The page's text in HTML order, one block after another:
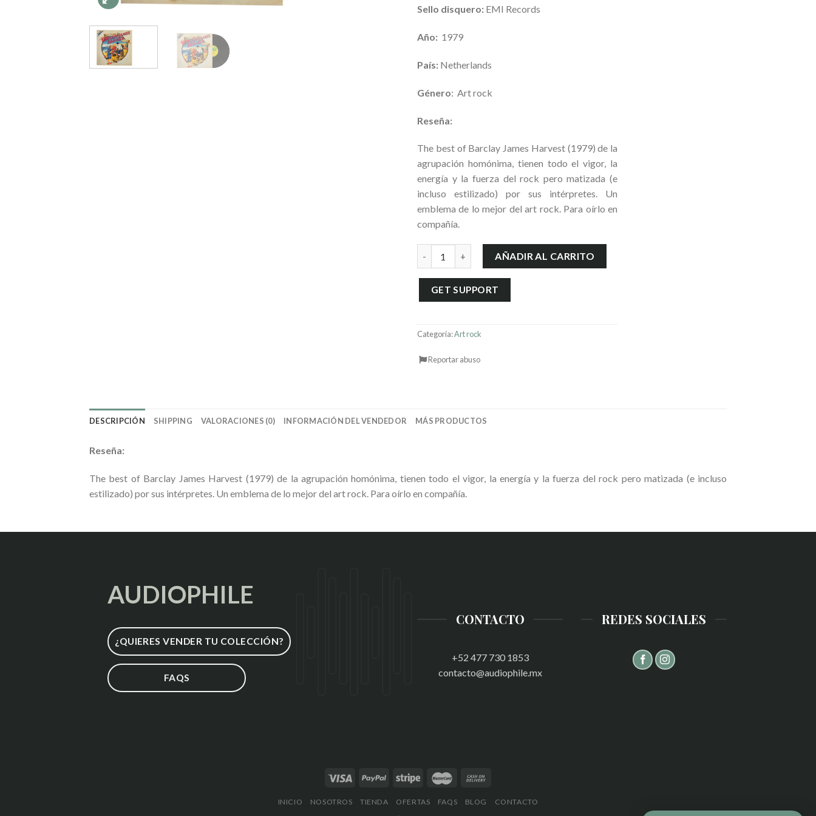
Sello disquero: EMI Records
Año: 1979
País: Netherlands
Género: Art rock
Reseña:
The best of Barclay James Harvest (1979) de la
agrupación homónima, tienen todo el vigor, la
energía y la fuerza del rock pero matizada (e
incluso estilizado) por sus intérpretes. Un
emblema de lo mejor del art rock. Para oírlo en
compañía.
The best of Barclay James Harvest cantidad
AÑADIR AL CARRITO
GET SUPPORT
Categoría:Art rock
Reportar abuso
DESCRIPCIÓN SHIPPING VALORACIONES (0) INFORMACIÓN DEL VENDEDOR MÁS PRODUCTOS
Reseña:
The best of Barclay James Harvest (1979) de la agrupación homónima, tienen todo el vigor, la energía y la fuerza del rock pero matizada (e incluso
estilizado) por sus intérpretes. Un emblema de lo mejor del art rock. Para oírlo en compañía.
AUDIOPHILE
¿QUIERES VENDER TU COLECCIÓN?
FAQS
CONTACTO
+52 477 730 1853
contacto@audiophile.mx
REDES SOCIALES
INICIO NOSOTROS TIENDA OFERTAS FAQS BLOG CONTACTO